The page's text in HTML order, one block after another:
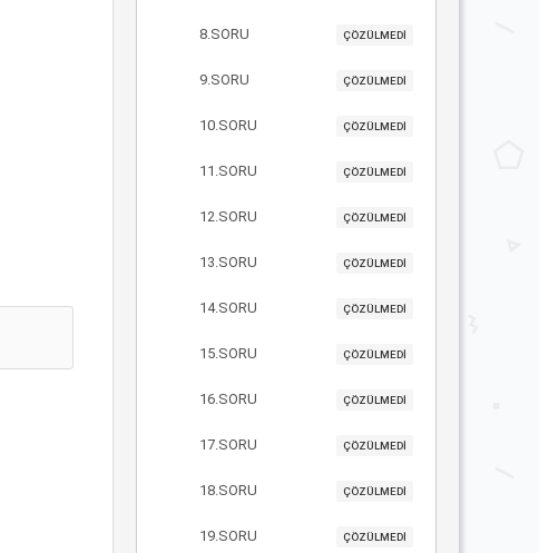
8.SORU ÇÖZÜLMEDİ
9.SORU ÇÖZÜLMEDİ
10.SORU ÇÖZÜLMEDİ
11.SORU ÇÖZÜLMEDİ
12.SORU ÇÖZÜLMEDİ
13.SORU ÇÖZÜLMEDİ
14.SORU ÇÖZÜLMEDİ
15.SORU ÇÖZÜLMEDİ
16.SORU ÇÖZÜLMEDİ
17.SORU ÇÖZÜLMEDİ
18.SORU ÇÖZÜLMEDİ
19.SORU ÇÖZÜLMEDİ